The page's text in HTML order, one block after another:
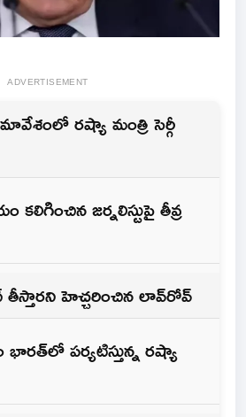
ADVERTISEMENT
రష్యా మంత్రి సెర్గీ
జర్నలిస్టుపై తీవ్ర
తీస్తారని హెచ్చరించిన లావ్‌రోవ్
భారత్‌లో పర్యటిస్తున్న రష్యా